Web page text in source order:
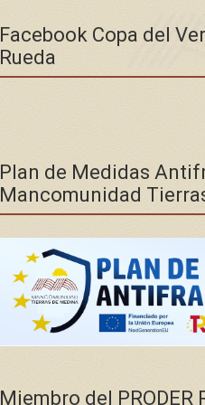
Facebook Copa del
Rueda
Plan de Medidas
Mancomunidad
Miembro del PRODER